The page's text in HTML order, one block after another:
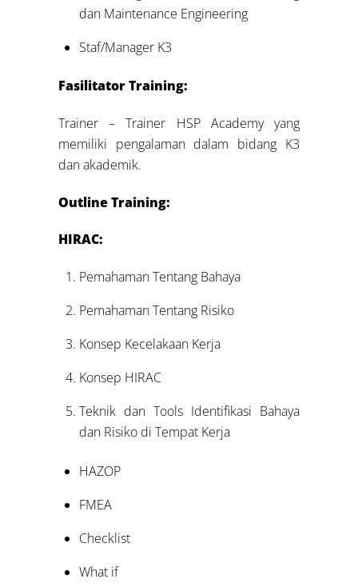
dan Maintenance Engineering
Staf/Manager K3
Fasilitator Training:
Trainer – Trainer HSP Academy yang
memiliki pengalaman dalam bidang K3
dan akademik.
Outline Training:
HIRAC:
Pemahaman Tentang Bahaya
Pemahaman Tentang Risiko
Konsep Kecelakaan Kerja
Konsep HIRAC
Teknik dan Tools Identifikasi Bahaya
dan Risiko di Tempat Kerja
HAZOP
FMEA
Checklist
What if